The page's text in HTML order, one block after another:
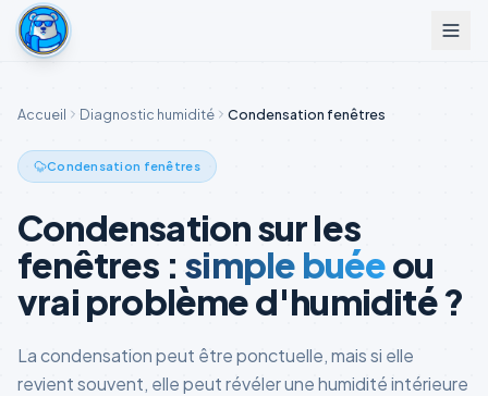
Accueil Diagnostic humidité Condensation fenêtres
Condensation fenêtres
Condensation sur les
fenêtres : simple buéeou
vrai problème d'humidité ?
La condensation peut être ponctuelle, mais si elle
revient souvent, elle peut révéler une humidité intérieure